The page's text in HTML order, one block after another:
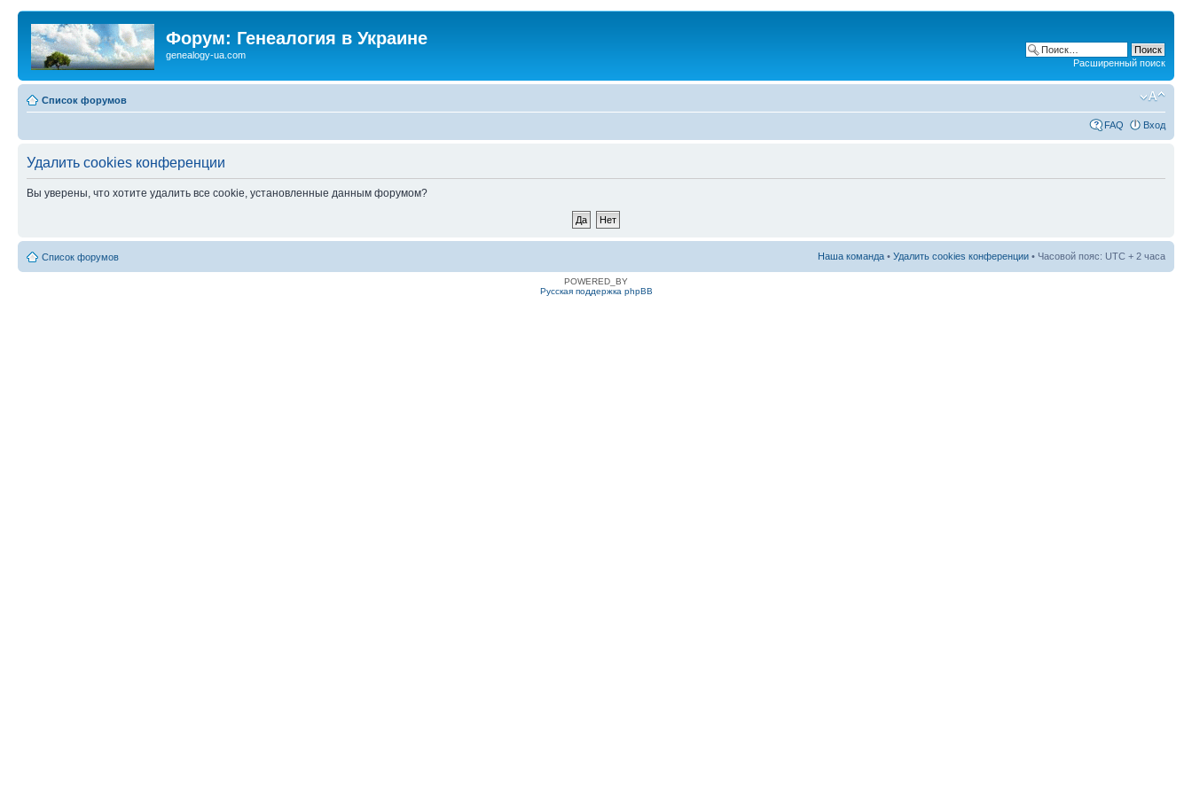
Форум: Генеалогия в Украине
genealogy-ua.com
Расширенный поиск
Список форумов
FAQ Вход
Удалить cookies конференции
Вы уверены, что хотите удалить все cookie, установленные данным форумом?
Список форумов Наша команда • Удалить cookies конференции • Часовой пояс: UTC + 2 часа
POWERED_BY
Русская поддержка phpBB